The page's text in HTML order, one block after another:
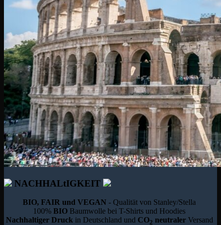
NACHHALtIGKEIT
BIO, FAIR und VEGAN - Qualität von Stanley/Stella
100%BIO Baumwolle bei T-Shirts und Hoodies
Nachhaltiger Druck in Deutschland und CO2 neutraler Versand